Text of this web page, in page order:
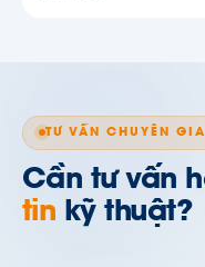
TƯ VẤN CHUYÊN
Cần tư vấn
tin kỹ thuật?